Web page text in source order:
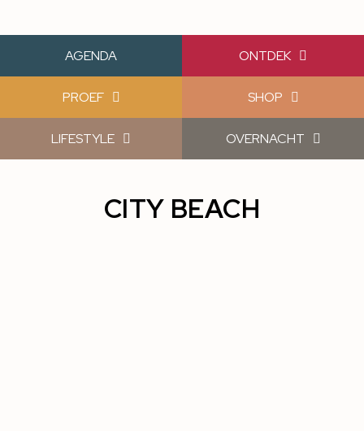
AGENDA ONTDEK
PROEF SHOP
LIFESTYLE OVERNACHT
CITY BEACH